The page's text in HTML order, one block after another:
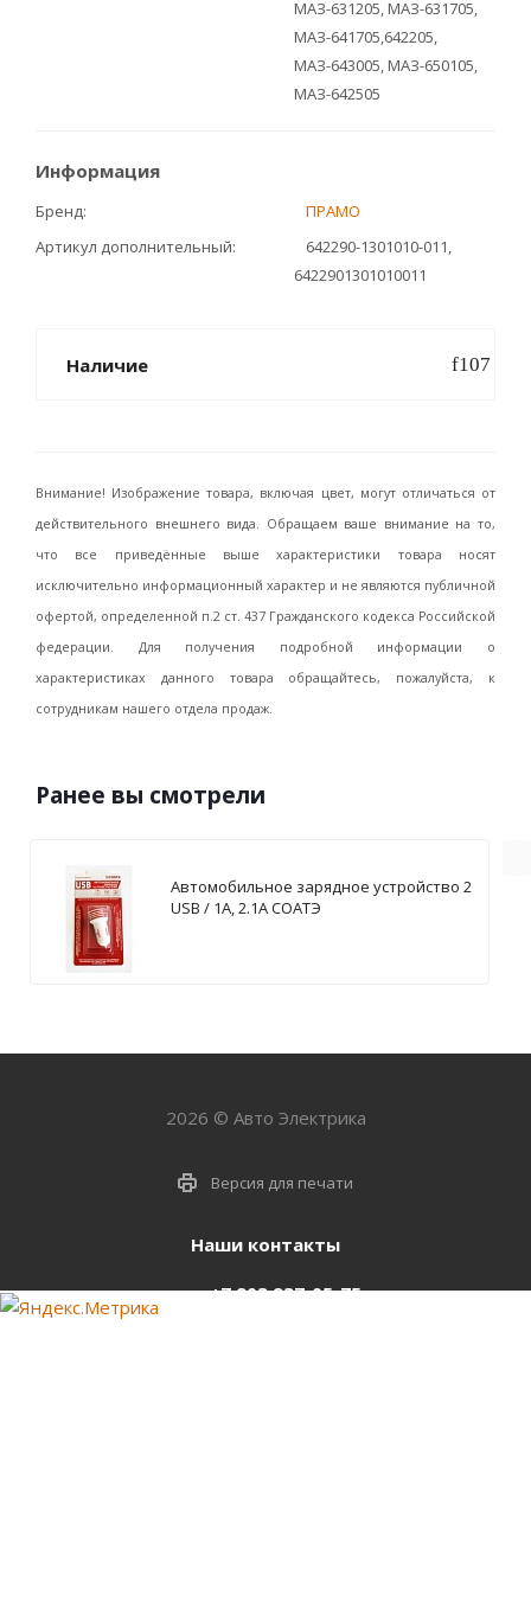
МАЗ-631205, МАЗ-631705,
МАЗ-641705,642205,
МАЗ-643005, МАЗ-650105,
МАЗ-642505
Информация
Бренд
ПРАМО
Артикул дополнительный
642290-1301010-011,
6422901301010011
Наличие
Внимание! Изображение товара, включая цвет, могут отличаться от
действительного внешнего вида. Обращаем ваше внимание на то,
что все приведённые выше характеристики товара носят
исключительно информационный характер и не являются публичной
офертой, определенной п.2 ст. 437 Гражданского кодекса Российской
федерации. Для получения подробной информации о
характеристиках данного товара обращайтесь, пожалуйста, к
сотрудникам нашего отдела продаж.
Ранее вы смотрели
Автомобильное зарядное устройство 2
USB / 1А, 2.1А СОАТЭ
2026 © Авто Электрика
Версия для печати
Наши контакты
+7 903 937-05-75